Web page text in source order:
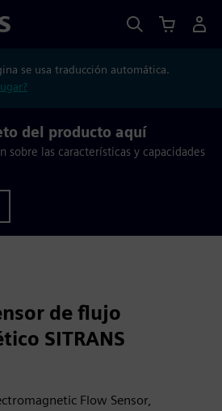
se usa traducción automática.
del producto aquí
sobre las características y capacidades
de flujo
SITRANS
Flow Sensor,